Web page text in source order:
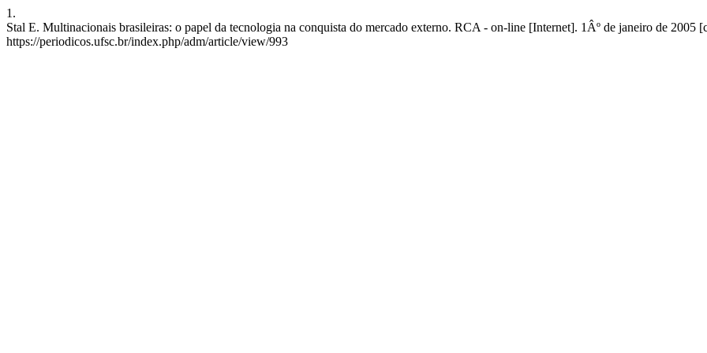
1.
Stal E. Multinacionais brasileiras: o papel da tecnologia na conquista do mercado externo. RCA - on-line [Internet]. 1Âº de janeiro de
https://periodicos.ufsc.br/index.php/adm/article/view/993